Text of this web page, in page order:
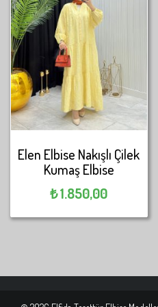
Elen Elbise Nakışlı Çilek
Kumaş Elbise
₺1.850,00